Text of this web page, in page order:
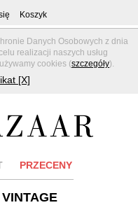
Danych Osobowych z dnia
realizacji naszych usług
cookies (szczegóły).
[X]
Koszyk
PRZECENY
VINTAGE